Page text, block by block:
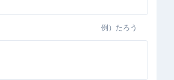
例） たろう